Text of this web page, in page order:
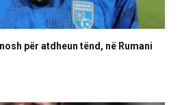
për atdheun tënd, në Rumani